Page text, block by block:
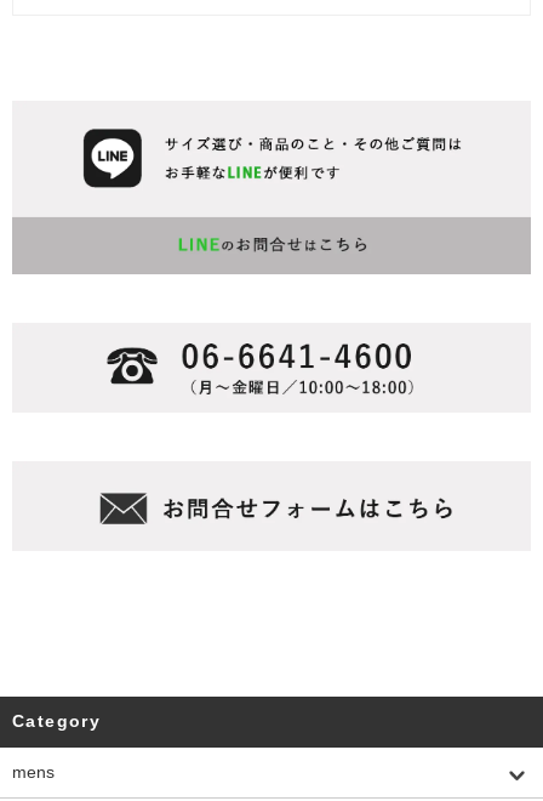
Category
mens